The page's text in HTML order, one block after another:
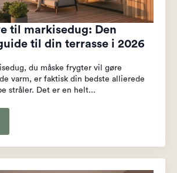
til markisedug: Den
til din terrasse i 2026
du måske frygter vil gøre
varm, er faktisk din bedste allierede
stråler. Det er en helt...